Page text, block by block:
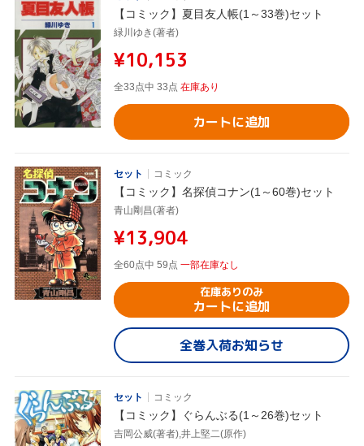
【コミック】夏目友人帳(1～33巻)セット
緑川ゆき(著者)
¥10,153
全33点中 33点 在庫あり
カートに追加
セット コミック
【コミック】名探偵コナン(1～60巻)セット
青山剛昌(著者)
¥13,904
全60点中 59点 一部在庫なし
在庫ありのみ
カートに追加
全巻入荷お知らせ
セット コミック
【コミック】ぐらんぶる(1～26巻)セット
吉岡公威(著者),井上堅二(原作)